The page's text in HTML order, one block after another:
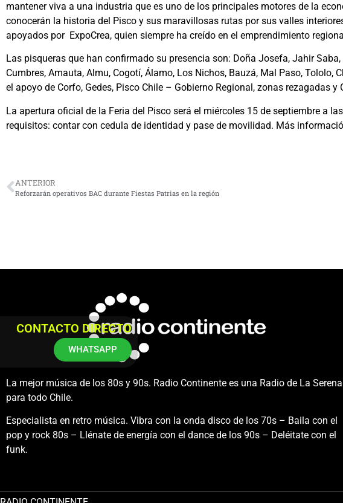
mantener viva a una industria que es uno de los principales motores de la
conocerán la historia del Pisco y sus maravillosas rutas por sus valles
apoyados por ExpoCrea, quien siempre ha creído en el emprendimiento
Las pisqueras que han confirmado su presencia son: Doña Josefa, Jahir
Cumbres, Amauta, Almu, Cogotí, Álamo, Los Nichos, Bauzá, Mal Paso,
el apoyo de Corfo, Gedes, Pisco Chile – Gobierno Regional, zonas rezagadas
La apertura oficial de la Feria del Pisco será el miércoles 15 de septiembre a
requisitos: contar con cedula de identidad y pase de movilidad. Más
ANTERIOR
Reforzarán operativos BAC durante Fiestas Patrias en la región
La mejor música de los 80s y 90s. Radio Continente es una Radio de La Serena
para todo Chile.
Especialista en retro música. Vibra con la onda disco de los 70s – Baila con el
pop y rock 80s – Llénate de energía con el dance de los 90s – Deléitate con el
funk.
CONTACTO DIRECTO
WHATSAPP